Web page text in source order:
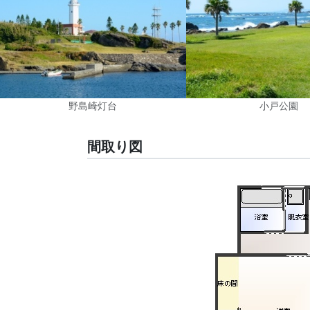
野島崎灯台 小戸公園
間取り図